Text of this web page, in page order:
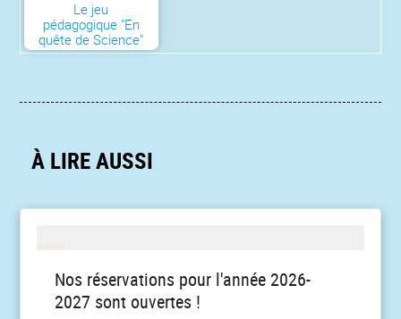
À LIRE AUSSI
Nos réservations pour l'année 2026-
2027 sont ouvertes !
Le jeu
pédagogique "En
quête de Science"